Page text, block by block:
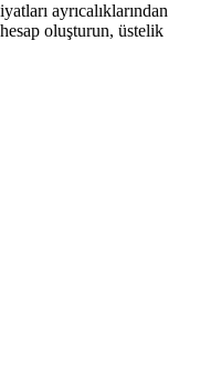
ayrıcalıklarından
oluşturun, üstelik